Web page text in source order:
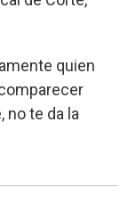
quien
no te da la